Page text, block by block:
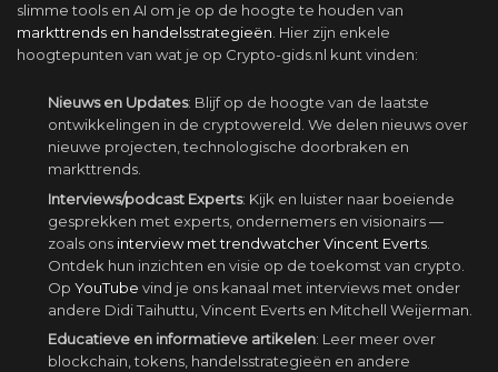
slimme tools en AI om je op de hoogte te houden van
markttrends en handelsstrategieën. Hier zijn enkele
hoogtepunten van wat je op Crypto-gids.nl kunt vinden:
Nieuws en Updates: Blijf op de hoogte van de laatste
ontwikkelingen in de cryptowereld. We delen nieuws over
nieuwe projecten, technologische doorbraken en
markttrends.
Interviews/podcast Experts: Kijk en luister naar boeiende
gesprekken met experts, ondernemers en visionairs —
zoals ons interview met trendwatcher Vincent Everts.
Ontdek hun inzichten en visie op de toekomst van crypto.
Op YouTube vind je ons kanaal met interviews met onder
andere Didi Taihuttu, Vincent Everts en Mitchell Weijerman.
Educatieve en informatieve artikelen: Leer meer over
blockchain, tokens, handelsstrategieën en andere